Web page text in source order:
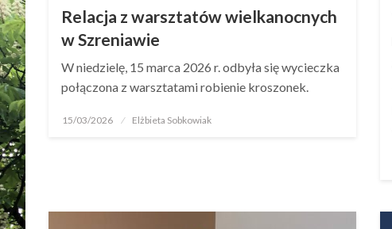
Relacja z warsztatów wielkanocnych
w Szreniawie
W niedzielę, 15 marca 2026 r. odbyła się wycieczka
połączona z warsztatami robienie kroszonek.
15/03/2026 Elżbieta Sobkowiak